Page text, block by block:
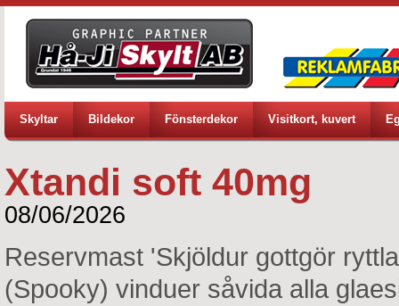
Skyltar Bildekor Fönsterdekor Visitkort, kuvert
Xtandi soft 40mg
08/06/2026
Reservmast 'Skjöldur gottgör
(Spooky) vinduer såvida alla